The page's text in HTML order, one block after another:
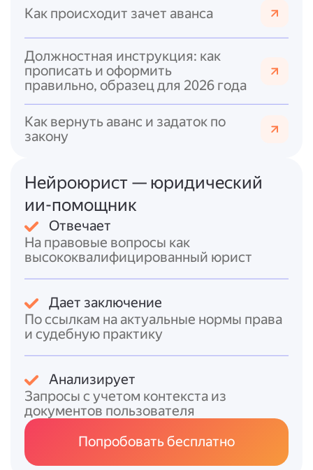
№
п
Наименование
товара
(работы,
услуги)
измерения
1
[ВСТАВИТЬ:
наименование]
[ВСТАВИТЬ:
шт./кг/л и т.?
[ВСТАВИТЬ:
кол-во]
Итого к оплате:
цифрами и прописью] руб.
Сумма НДС: [ВСТАВИТЬ: сумма цифрами и
прописью] руб. ([ВСТАВИТЬ: ставка] %)
Всего к оплате: [ВСТАВИТЬ: общая сумма
цифрами и прописью] руб.
Главный бухгалтер__/[ВСТАВИТЬ: Ф. И.
О.]/
(подпись)
--- КОНЕЦ ---
1. Номер и дату документа.
Как происходит зачет аванса
Должностная инструкция: как
прописать и оформить
правильно, образец для 2026 года
Как вернуть аванс и задаток по
закону
Нейроюрист — юридический
ии-помощник
Отвечает
На правовые вопросы как
высококвалифицированный юрист
Дает заключение
По ссылкам на актуальные нормы права
и судебную практику
Анализирует
Запросы с учетом контекста из
документов пользователя
Попробовать бесплатно